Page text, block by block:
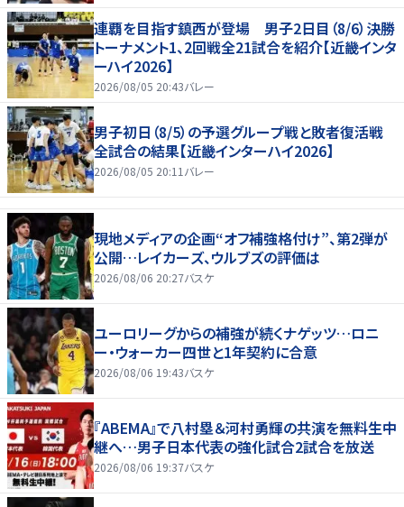
連覇を目指す鎮西が登場 男子2日目（8/6）決勝
トーナメント1、2回戦全21試合を紹介【近畿インタ
ーハイ2026】
2026/08/05 20:43バレー
男子初日（8/5）の予選グループ戦と敗者復活戦
全試合の結果【近畿インターハイ2026】
2026/08/05 20:11バレー
現地メディアの企画“オフ補強格付け”、第2弾が
公開…レイカーズ、ウルブズの評価は
2026/08/06 20:27バスケ
ユーロリーグからの補強が続くナゲッツ…ロニ
ー・ウォーカー四世と1年契約に合意
2026/08/06 19:43バスケ
『ABEMA』で八村塁＆河村勇輝の共演を無料生中
継へ…男子日本代表の強化試合2試合を放送
2026/08/06 19:37バスケ